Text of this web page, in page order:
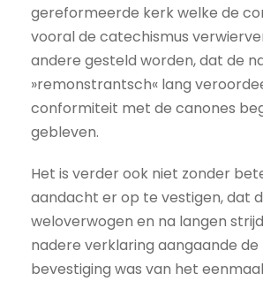
gereformeerde kerk welke de
vooral de catechismus
andere gesteld worden, dat de
»remonstrantsch« lang
conformiteit met de canones
gebleven.
Het is verder ook niet zonder
aandacht er op te vestigen, dat
weloverwogen en na langen
nadere verklaring aangaande
bevestiging was van het